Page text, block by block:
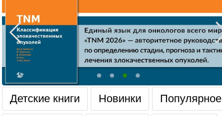
Детские книги Новинки Популярное